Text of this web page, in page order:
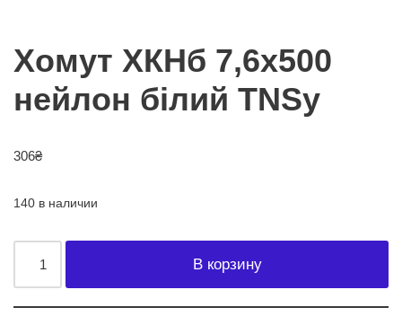
Хомут ХКНб 7,6х500
нейлон білий TNSy
306₴
140 в наличии
В корзину